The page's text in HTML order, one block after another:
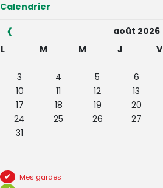
Calendrier
❰
août 2026
L
M M J V
3
4 5 6
10
11 12 13
17
18 19 20
24
25 26 27
31
Mes gardes